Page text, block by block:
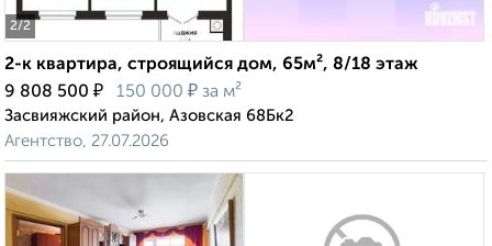
2/2
2-к квартира, строящийся дом, 65м², 8/18 этаж
9 808 500 ₽ 150 000 ₽ за м²
Засвияжский район, Азовская 68Бк2
Агентство, 27.07.2026